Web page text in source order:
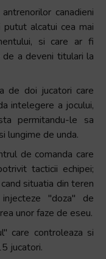
canadieni
alcatui cea mai
si care ar fi
a deveni titulari la
de doi jucatori care
intelegere a jocului,
permitandu-le sa
lungime de unda.
de comanda care
tacticii echipei;
situatia din teren
″doza″ de
unor faze de eseu.
care controleaza si
jucatori.